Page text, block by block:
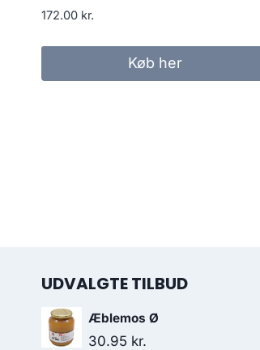
172.00 kr.
Køb her
UDVALGTE TILBUD
Æblemos Ø
30.95 kr.